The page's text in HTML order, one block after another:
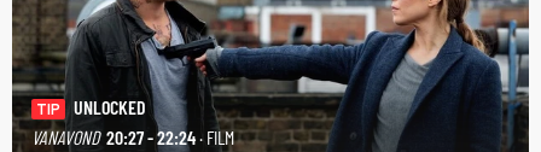
TIP
UNLOCKED
VANAVOND 20:27 - 22:24· FILM